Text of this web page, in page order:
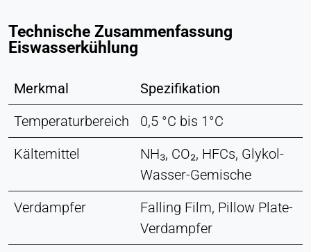
Technische Zusammenfassung
Eiswasserkühlung
Merkmal
Spezifikation
Temperaturbereich
0,5 °C bis 1°C
Kältemittel
NH₃, CO₂, HFCs, Glykol-
Wasser-Gemische
Verdampfer
Falling Film, Pillow Plate-
Verdampfer